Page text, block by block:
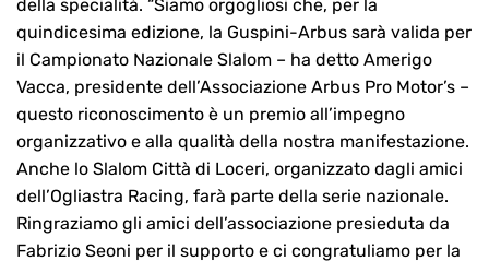
della specialità. “Siamo orgogliosi che, per la
quindicesima edizione, la Guspini-Arbus sarà valida per
il Campionato Nazionale Slalom – ha detto Amerigo
Vacca, presidente dell’Associazione Arbus Pro Motor’s –
questo riconoscimento è un premio all’impegno
organizzativo e alla qualità della nostra manifestazione.
Anche lo Slalom Città di Loceri, organizzato dagli amici
dell’Ogliastra Racing, farà parte della serie nazionale.
Ringraziamo gli amici dell’associazione presieduta da
Fabrizio Seoni per il supporto e ci congratuliamo per la